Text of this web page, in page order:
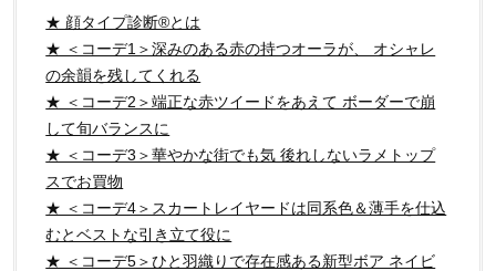
★ 顔タイプ診断®とは
★ ＜コーデ1＞深みのある赤の持つオーラが、 オシャレ
の余韻を残してくれる
★ ＜コーデ2＞端正な赤ツイードをあえて ボーダーで崩
して旬バランスに
★ ＜コーデ3＞華やかな街でも気 後れしないラメトップ
スでお買物
★ ＜コーデ4＞スカートレイヤードは同系色＆薄手を仕込
むとベストな引き立て役に
★ ＜コーデ5＞ひと羽織りで存在感ある新型ボア ネイビ